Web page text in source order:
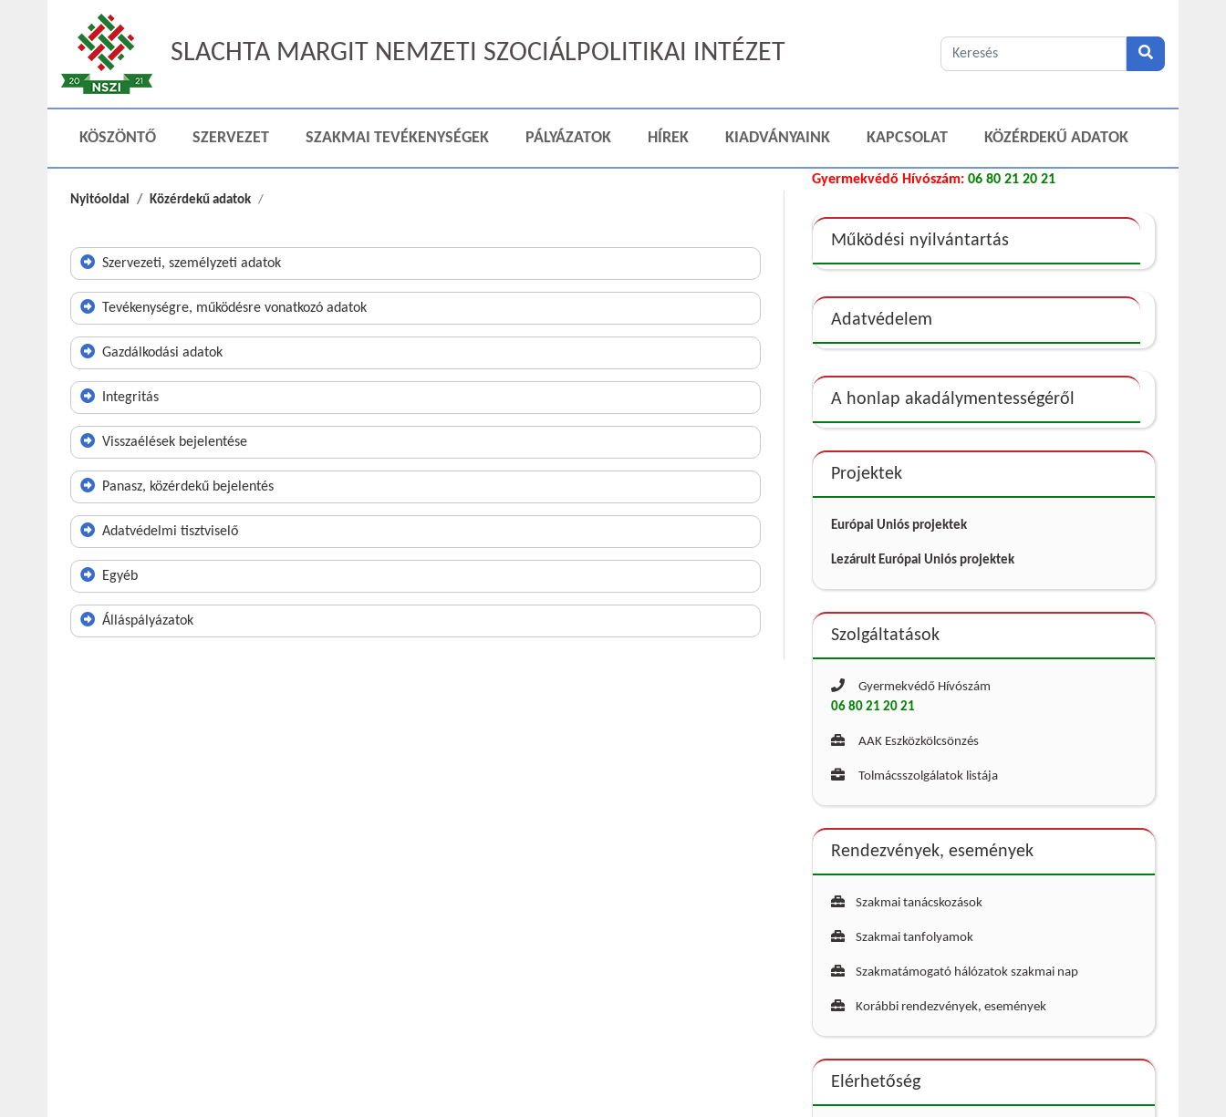
SLACHTA MARGIT NEMZETI SZOCIÁLPOLITIKAI INTÉZET
KÖSZÖNTŐ SZERVEZET SZAKMAI TEVÉKENYSÉGEK PÁLYÁZATOK HÍREK KIADVÁNYAINK KAPCSOLAT KÖZÉRDEKŰ ADATOK
Nyitóoldal Közérdekű adatok
Szervezeti, személyzeti adatok
Tevékenységre, működésre vonatkozó adatok
Gazdálkodási adatok
Integritás
Visszaélések bejelentése
Panasz, közérdekű bejelentés
Adatvédelmi tisztviselő
Egyéb
Álláspályázatok
Gyermekvédő Hívószám: 06 80 21 20 21
Működési nyilvántartás
Adatvédelem
A honlap akadálymentességéről
Projektek
Európai Uniós projektek
Lezárult Európai Uniós projektek
Szolgáltatások
Gyermekvédő Hívószám
06 80 21 20 21
AAK Eszközkölcsönzés
Tolmácsszolgálatok listája
Rendezvények, események
Szakmai tanácskozások
Szakmai tanfolyamok
Szakmatámogató hálózatok szakmai nap
Korábbi rendezvények, események
Elérhetőség